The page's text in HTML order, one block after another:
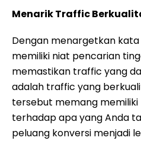
Menarik Traffic
Dengan menargetkan
memiliki niat pencarian
memastikan traffic yang
adalah traffic yang
tersebut memang
terhadap apa yang Anda
peluang konversi menjadi